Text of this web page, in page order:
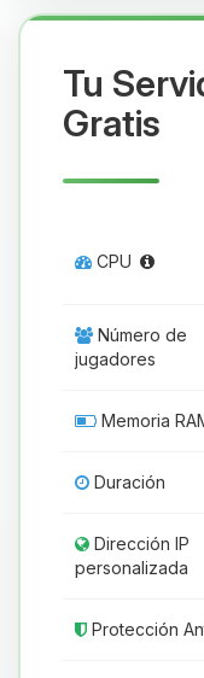
Tu
Gratis
CPU
Número de
jugadores
Memoria
Duración
Dirección IP
personalizada
Protección